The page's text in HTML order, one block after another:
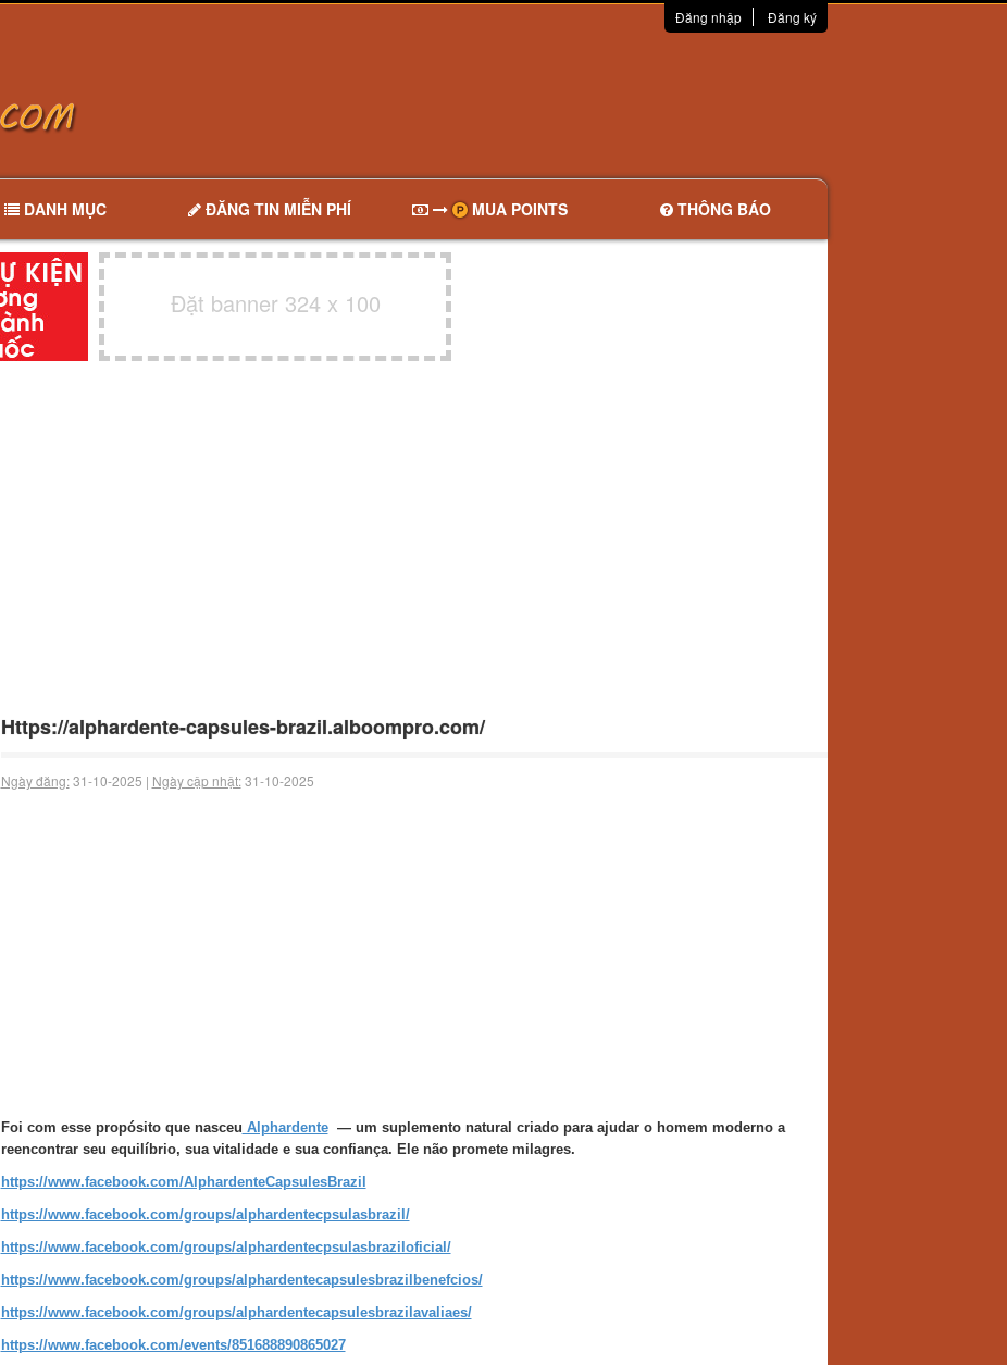
Đăng nhập Đăng ký
DANH MỤC ĐĂNG TIN MIỄN PHÍ MUA POINTS THÔNG BÁO
Đặt banner 324 x 100
Https://alphardente-capsules-brazil.alboompro.com/
Ngày đăng:31-10-2025 | Ngày cập nhật:31-10-2025
Foi com esse propósito que nasceu Alphardente— um suplemento natural criado para ajudar o homem moderno a
reencontrar seu equilíbrio, sua vitalidade e sua confiança. Ele não promete milagres.
https://www.facebook.com/AlphardenteCapsulesBrazil
https://www.facebook.com/groups/alphardentecpsulasbrazil/
https://www.facebook.com/groups/alphardentecpsulasbraziloficial/
https://www.facebook.com/groups/alphardentecapsulesbrazilbenefcios/
https://www.facebook.com/groups/alphardentecapsulesbrazilavaliaes/
https://www.facebook.com/events/851688890865027